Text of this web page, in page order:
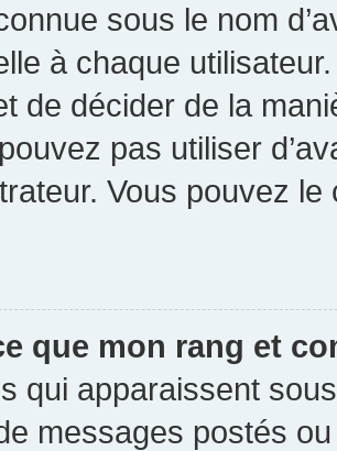
sous le nom
à chaque utilisateur.
de décider de la
pas utiliser
Vous pouvez
que mon rang et
qui apparaissent
messages postés